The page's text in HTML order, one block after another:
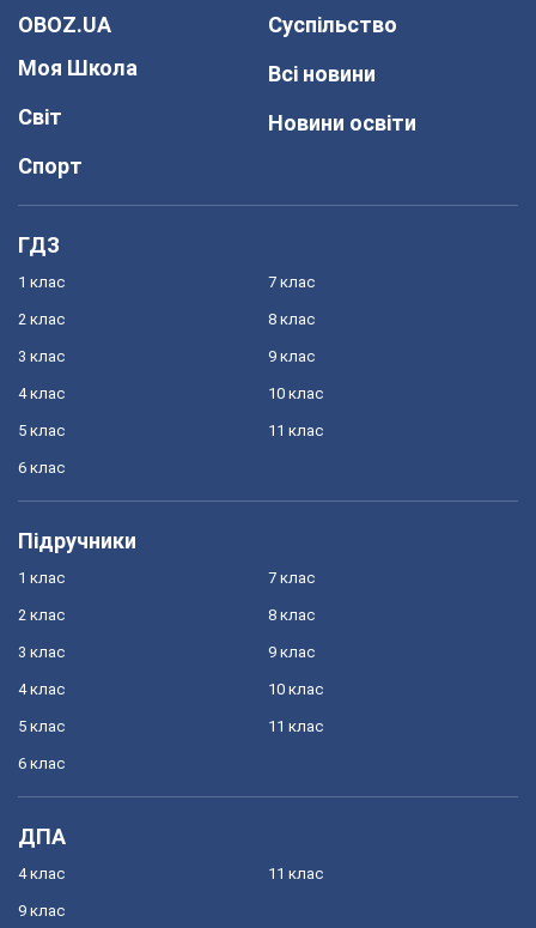
OBOZ.UA
Моя Школа
Світ
Спорт
Суспільство
Всі новини
Новини освіти
ГДЗ
1 клас
2 клас
3 клас
4 клас
5 клас
6 клас
7 клас
8 клас
9 клас
10 клас
11 клас
Підручники
1 клас
2 клас
3 клас
4 клас
5 клас
6 клас
7 клас
8 клас
9 клас
10 клас
11 клас
ДПА
4 клас
9 клас
11 клас